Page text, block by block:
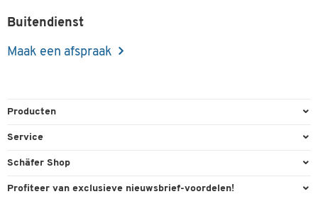
Buitendienst
Maak een afspraak
Producten
Kantoorbenodigdheden
Service
Bestelling herroepen
Schäfer Shop
Algemene voorwaarden
Profiteer van exclusieve nieuwsbrief-voordelen!